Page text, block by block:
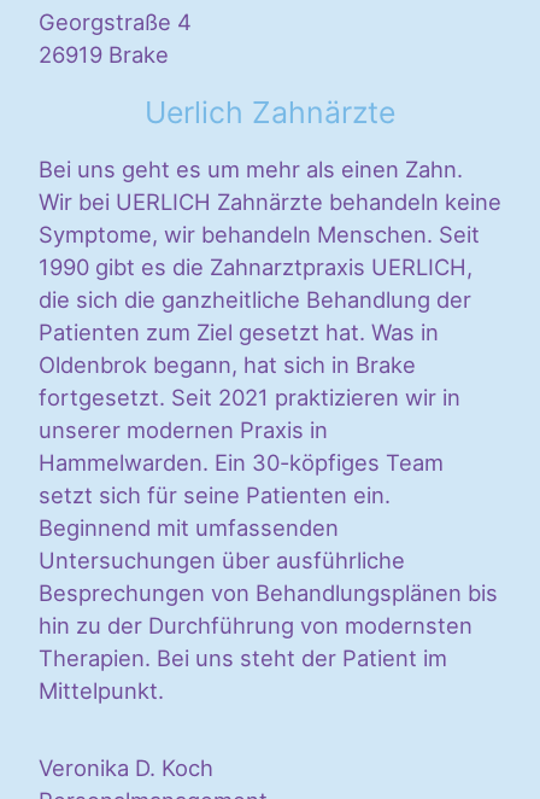
Georgstraße 4
26919 Brake
Uerlich Zahnärzte
Bei uns geht es um mehr als einen Zahn.
Wir bei UERLICH Zahnärzte behandeln keine
Symptome, wir behandeln Menschen. Seit
1990 gibt es die Zahnarztpraxis UERLICH,
die sich die ganzheitliche Behandlung der
Patienten zum Ziel gesetzt hat. Was in
Oldenbrok begann, hat sich in Brake
fortgesetzt. Seit 2021 praktizieren wir in
unserer modernen Praxis in
Hammelwarden. Ein 30-köpfiges Team
setzt sich für seine Patienten ein.
Beginnend mit umfassenden
Untersuchungen über ausführliche
Besprechungen von Behandlungsplänen bis
hin zu der Durchführung von modernsten
Therapien. Bei uns steht der Patient im
Mittelpunkt.
Veronika D. Koch